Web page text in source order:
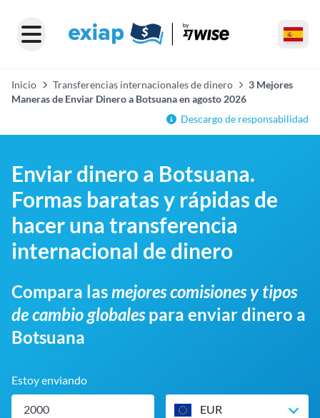
Inicio Transferencias internacionales de dinero
3 Mejores
Maneras de Enviar Dinero a Botsuana en agosto 2026
Descargo de responsabilidad
Enviar dinero a Botsuana.
Formas baratas y rápidas de
hacer una transferencia
internacional de dinero
Compara lasmejores comisiones y tipos
de cambio globalespara enviar dinero a
Botsuana
Estoy enviando
EUR